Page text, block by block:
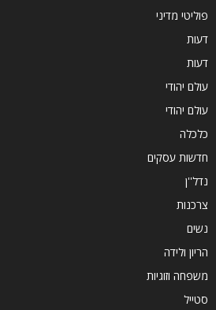
פוליטי מדיני
דעות
דעות
עולם יהודי
עולם יהודי
כלכלה
חדשות עסקים
נדל''ן
צרכנות
נשים
הריון ולידה
משפחה וזוגיות
סטייל